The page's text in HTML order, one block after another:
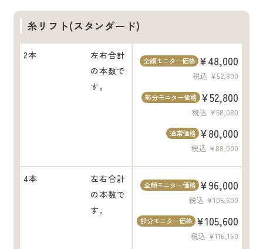
糸リフト(スタンダード)
2本
左右合計
の本数で
す。
全顔モニター価格 ¥48,000
税込 ¥52,800
部分モニター価格 ¥52,800
税込 ¥58,080
通常価格 ¥80,000
税込 ¥88,000
4本
左右合計
の本数で
す。
全顔モニター価格 ¥96,000
税込 ¥105,600
部分モニター価格 ¥105,600
税込 ¥116,160